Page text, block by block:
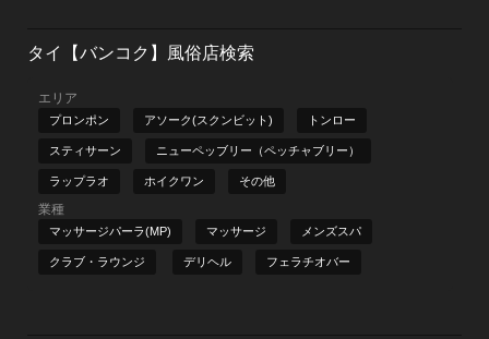
タイ【バンコク】風俗店検索
エリア
プロンポン アソーク(スクンビット) トンロー
スティサーン ニューペッブリー（ペッチャブリー）
ラップラオ ホイクワン その他
業種
マッサージパーラ(MP) マッサージ メンズスパ
クラブ・ラウンジ デリヘル フェラチオバー